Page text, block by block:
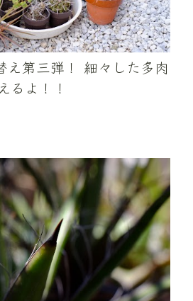
第三弾！ 細々した多肉
るよ！！